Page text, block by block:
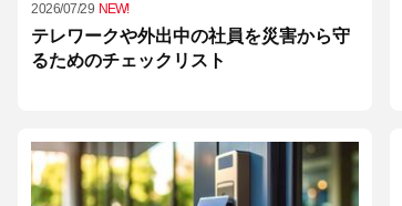
2026/07/29 NEW!
テレワークや外出中の社員を災害から守
るためのチェックリスト